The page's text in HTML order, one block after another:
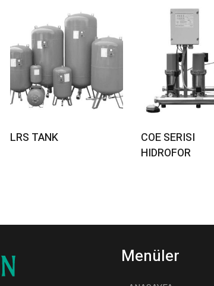
Read More
LRS TANK Read More
COE SERISI
HIDROFOR
Menüler